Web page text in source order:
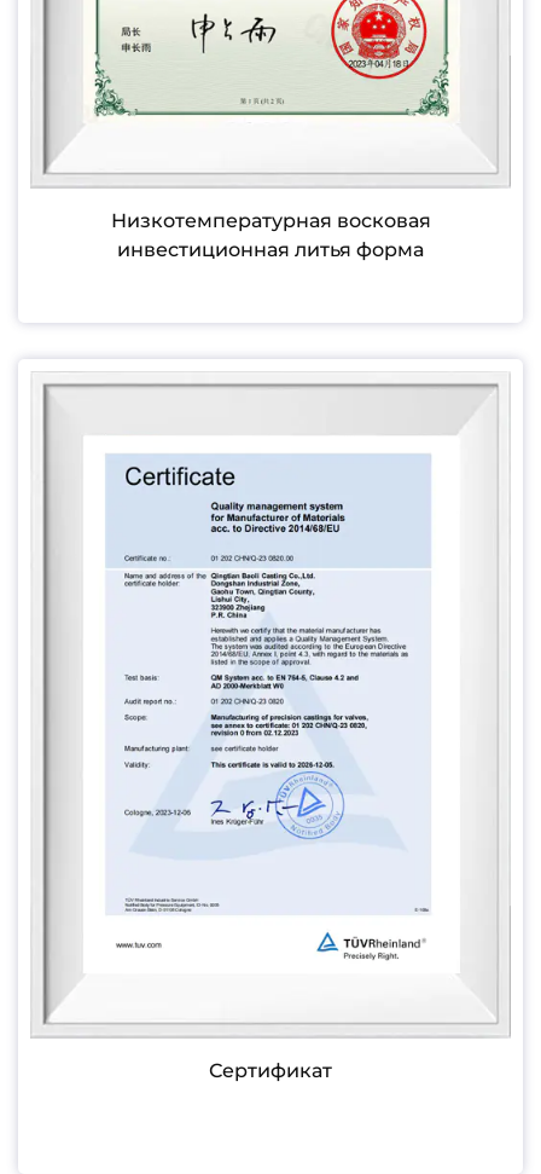
Низкотемпературная восковая
инвестиционная литья форма
Сертификат